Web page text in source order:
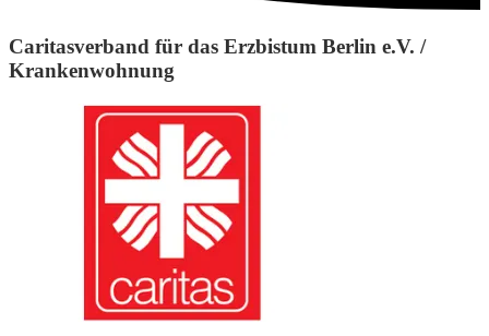
Caritasverband für das Erzbistum Berlin e.V. /
Krankenwohnung